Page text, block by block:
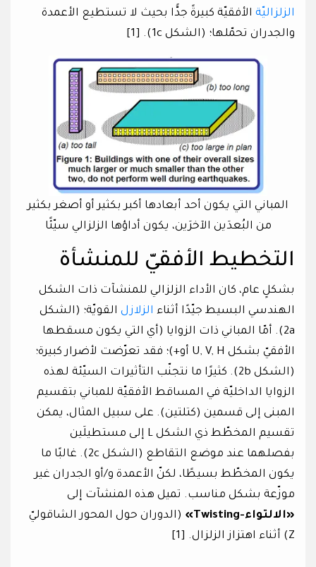
الزلزاليّة الأفقيّة كبيرةً جدًّا بحيث لا تستطيع الأعمدة
والجدران تحمّلها؛ (الشكل 1c). [1]
المباني التي يكون أحد أبعادها أكبر بكثير أو أصغر بكثير
من البُعدَين الآخرَين، يكون أداؤها الزلزالي سيّئًا
التخطيط الأفقيّ للمنشأة
بشكلٍ عام، كان الأداء الزلزالي للمنشآت ذات الشكل
الهندسي البسيط جيّدًا أثناء الزلازل القويّة؛ (الشكل
2a). أمّا المباني ذات الزوايا (أي التي يكون مسقطها
الأفقيّ بشكل U, V, H أو+)؛ فقد تعرّضت لأضرار كبيرة؛
(الشكل 2b). كثيرًا ما نتجنّب التأثيرات السيّئة لهذه
الزوايا الداخليّة في المساقط الأفقيّة للمباني بتقسيم
المبنى إلى قسمين (كتلتين). على سبيل المثال، يمكن
تقسيم المخطّط ذي الشكل L إلى مستطيلَين
بفصلهما عند موضع التقاطع (الشكل 2c). غالبًا ما
يكون المخطّط بسيطًا، لكنّ الأعمدة و/أو الجدران غير
موزّعة بشكل مناسب. تميل هذه المنشآت إلى
«الالتواء-Twisting»
(الدوران حول المحور الشاقوليّ
Z) أثناء اهتزاز الزلزال. [1]